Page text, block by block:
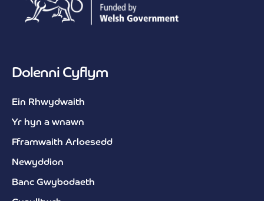
Dolenni Cyflym
Ein Rhwydwaith
Yr hyn a wnawn
Fframwaith Arloesedd
Newyddion
Banc Gwybodaeth